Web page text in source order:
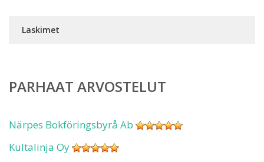
Laskimet
PARHAAT ARVOSTELUT
Närpes Bokföringsbyrå Ab
Kultalinja Oy